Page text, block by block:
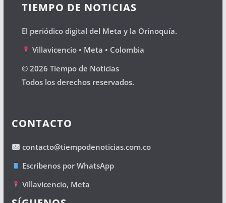
TIEMPO DE NOTICIAS
El periódico digital del Meta y la Orinoquía.
Villavicencio • Meta • Colombia
© 2026 Tiempo de Noticias
Todos los derechos reservados.
CONTACTO
contacto@tiempodenoticias.com.co
Escríbenos por WhatsApp
Villavicencio, Meta